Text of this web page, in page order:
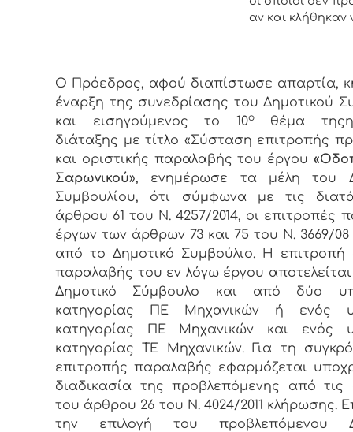
αν και κλήθηκαν
Ο Πρόεδρος, αφού διαπίστωσε απαρτία,
έναρξη της συνεδρίασης του Δημοτικού
και εισηγούμενος το 10οθέμα
διάταξης με τίτλο «Σύσταση επιτροπής
και οριστικής παραλαβής του έργου
Σαρωνικού», ενημέρωσε τα μέλη του
Συμβουλίου, ότι σύμφωνα με τις
άρθρου 61 του Ν. 4257/2014, οι επιτροπές
έργων των άρθρων 73 και 75 του Ν. 3669/08
από το Δημοτικό Συμβούλιο. Η επιτροπή
παραλαβής του εν λόγω έργου
Δημοτικό Σύμβουλο και από δύο
κατηγορίας ΠΕ Μηχανικών ή ενός
κατηγορίας ΠΕ Μηχανικών και ενός
κατηγορίας ΤΕ Μηχανικών. Για τη
επιτροπής παραλαβής εφαρμόζεται
διαδικασία της προβλεπόμενης από τις
του άρθρου 26 του Ν. 4024/2011 κλήρωσης.
την επιλογή του προβλεπόμενου